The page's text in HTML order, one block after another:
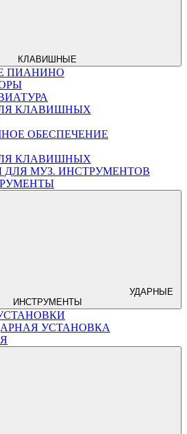
КЛАВИШНЫЕ
ПИАНИНО
КЛАВИШНЫХ
ОБЕСПЕЧЕНИЕ
КЛАВИШНЫХ
ДЛЯ МУЗ. ИНСТРУМЕНТОВ
УДАРНЫЕ
ИНСТРУМЕНТЫ
УСТАНОВКА